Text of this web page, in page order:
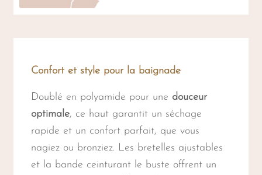
Confort et style pour la baignade
Doublé en polyamide pour une douceur
optimale, ce haut garantit un séchage
rapide et un confort parfait, que vous
nagiez ou bronziez. Les bretelles ajustables
et la bande ceinturant le buste offrent un